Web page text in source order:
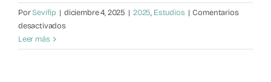
PorSevifip | diciembre 4, 2025 | 2025, Estudios | Comentarios
desactivadosen
de
Leer más